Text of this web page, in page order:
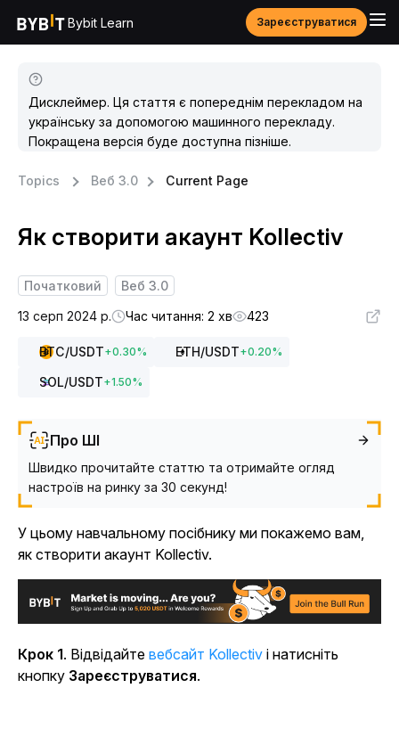
Bybit Learn Зареєструватися
Дисклеймер. Ця стаття є попереднім перекладом на
українську за допомогою машинного перекладу.
Покращена версія буде доступна пізніше.
Topics Веб 3.0 Current Page
Як створити акаунт Kollectiv
Початковий
Веб 3.0
13 серп 2024 р.
Час читання: 2 хв 423
BTC/USDT+0.30% ETH/USDT+0.20%
SOL/USDT+1.50%
Про ШІ
Швидко прочитайте статтю та отримайте огляд
настроїв на ринку за 30 секунд!
У цьому навчальному посібнику ми покажемо вам,
як створити акаунт Kollectiv.
Крок 1. Відвідайте вебсайт Kollectiv і натисніть
кнопку Зареєструватися.